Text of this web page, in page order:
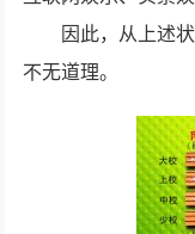
因此，从上述
不无道理。